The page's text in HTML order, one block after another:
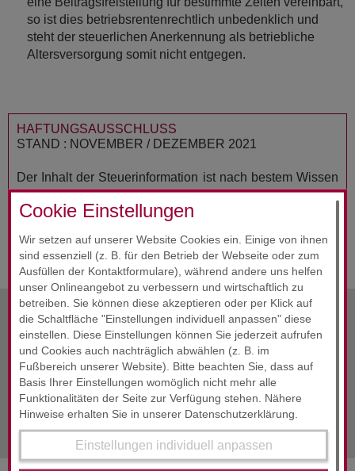
Cookie Einstellungen
Wir setzen auf unserer Website Cookies ein. Einige von ihnen
sind essenziell (z. B. für den Betrieb der Webseite oder zum
Ausfüllen der Kontaktformulare), während andere uns helfen
unser Onlineangebot zu verbessern und wirtschaftlich zu
betreiben. Sie können diese akzeptieren oder per Klick auf
die Schaltfläche "Einstellungen individuell anpassen" diese
einstellen. Diese Einstellungen können Sie jederzeit aufrufen
und Cookies auch nachträglich abwählen (z. B. im
Fußbereich unserer Website). Bitte beachten Sie, dass auf
Basis Ihrer Einstellungen womöglich nicht mehr alle
Funktionalitäten der Seite zur Verfügung stehen. Nähere
Hinweise erhalten Sie in unserer Datenschutzerklärung.
Einstellungen individuell anpassen
so ist dies betriebsrentenrechtlich unbedenklich und
steht der steuerlichen Anerkennung als betriebliche
Altersversorgung somit nicht entgegen.
HAFTUNGSAUSSCHLUSS
STAND : NOVEMBER / DEZEMBER 2021
Der Inhalt der Steuerinformation ist nach bestem Wissen
und Kenntnisstand erstellt worden. Die Komplexität und
der ständige Wandel der Rechtsmaterie machen es
Steuerinformation ersetzt nicht die individuelle Beratung.
vorherige InfoDezember 2021
Alle InfosDezember 2021
nächste Info Dezember 2021